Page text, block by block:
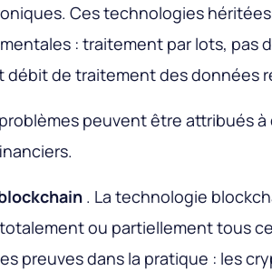
Ces technologies
: traitement par lots, pas
débit de traitement des données
peuvent être attribués
. La technologie
ou partiellement tous
preuves dans la pratique : les